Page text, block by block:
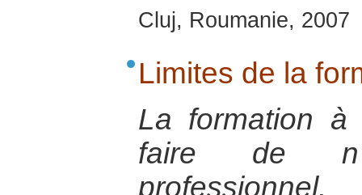
Cluj, Roumanie, 2007
Limites de la
La formation
faire de